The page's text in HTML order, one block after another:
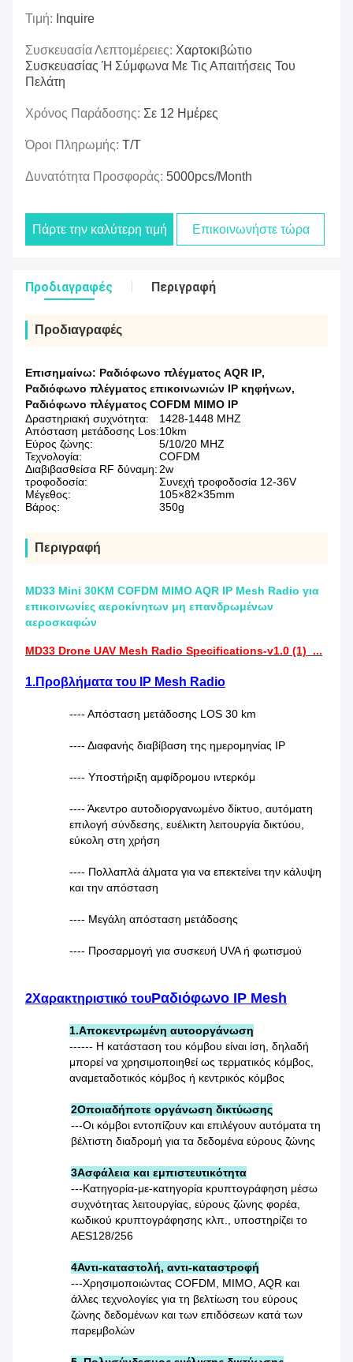
Τιμή: Inquire
Συσκευασία Λεπτομέρειες: Χαρτοκιβώτιο
Συσκευασίας Ή Σύμφωνα Με Τις Απαιτήσεις Του
Πελάτη
Χρόνος Παράδοσης: Σε 12 Ημέρες
Όροι Πληρωμής: T/T
Δυνατότητα Προσφοράς: 5000pcs/month
Πάρτε την καλύτερη τιμή Επικοινωνήστε τώρα
Προδιαγραφές Περιγραφή
Προδιαγραφές
Επισημαίνω: Ραδιόφωνο πλέγματος AQR IP,
Ραδιόφωνο πλέγματος επικοινωνιών IP κηφήνων,
Ραδιόφωνο πλέγματος COFDM MIMO IP
Δραστηριακή συχνότητα:
1428-1448 MHZ
Απόσταση μετάδοσης Los:10km
Εύρος ζώνης:
5/10/20 MHZ
Τεχνολογία:
COFDM
Διαβιβασθείσα RF δύναμη:2w
τροφοδοσία:
Συνεχή τροφοδοσία 12-36V
Μέγεθος:
105×82×35mm
Βάρος:
350g
Περιγραφή
MD33 Mini 30KM COFDM MIMO AQR IP Mesh Radio για
επικοινωνίες αεροκίνητων μη επανδρωμένων
αεροσκαφών
MD33 Drone UAV Mesh Radio Specifications-v1.0 (1)_...
1.Προβλήματα του IP Mesh Radio
---- Απόσταση μετάδοσης LOS 30 km
---- Διαφανής διαβίβαση της ημερομηνίας IP
---- Υποστήριξη αμφίδρομου ιντερκόμ
---- Άκεντρο αυτοδιοργανωμένο δίκτυο, αυτόματη
επιλογή σύνδεσης, ευέλικτη λειτουργία δικτύου,
εύκολη στη χρήση
---- Πολλαπλά άλματα για να επεκτείνει την κάλυψη
και την απόσταση
---- Μεγάλη απόσταση μετάδοσης
---- Προσαρμογή για συσκευή UVA ή φωτισμού
2Χαρακτηριστικό τουΡαδιόφωνο IP Mesh
1.Αποκεντρωμένη αυτοοργάνωση
------ Η κατάσταση του κόμβου είναι ίση, δηλαδή
μπορεί να χρησιμοποιηθεί ως τερματικός κόμβος,
αναμεταδοτικός κόμβος ή κεντρικός κόμβος
2Οποιαδήποτε οργάνωση δικτύωσης
---Οι κόμβοι εντοπίζουν και επιλέγουν αυτόματα τη
βέλτιστη διαδρομή για τα δεδομένα εύρους ζώνης
3Ασφάλεια και εμπιστευτικότητα
---Κατηγορία-με-κατηγορία κρυπτογράφηση μέσω
συχνότητας λειτουργίας, εύρους ζώνης φορέα,
κωδικού κρυπτογράφησης κλπ., υποστηρίζει το
AES128/256
4Αντι-καταστολή, αντι-καταστροφή
---Χρησιμοποιώντας COFDM, MIMO, AQR και
άλλες τεχνολογίες για τη βελτίωση του εύρους
ζώνης δεδομένων και των επιδόσεων κατά των
παρεμβολών